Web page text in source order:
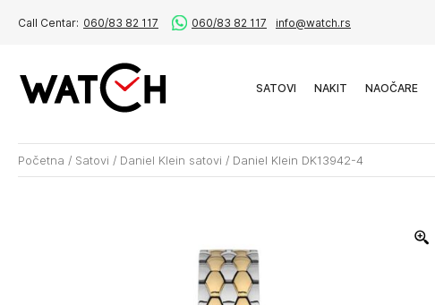
Call Centar: 060/83 82 117 060/83 82 117 info@watch.rs
SATOVI NAKIT NAOČARE
Početna / Satovi / Daniel Klein satovi / Daniel Klein DK13942-4